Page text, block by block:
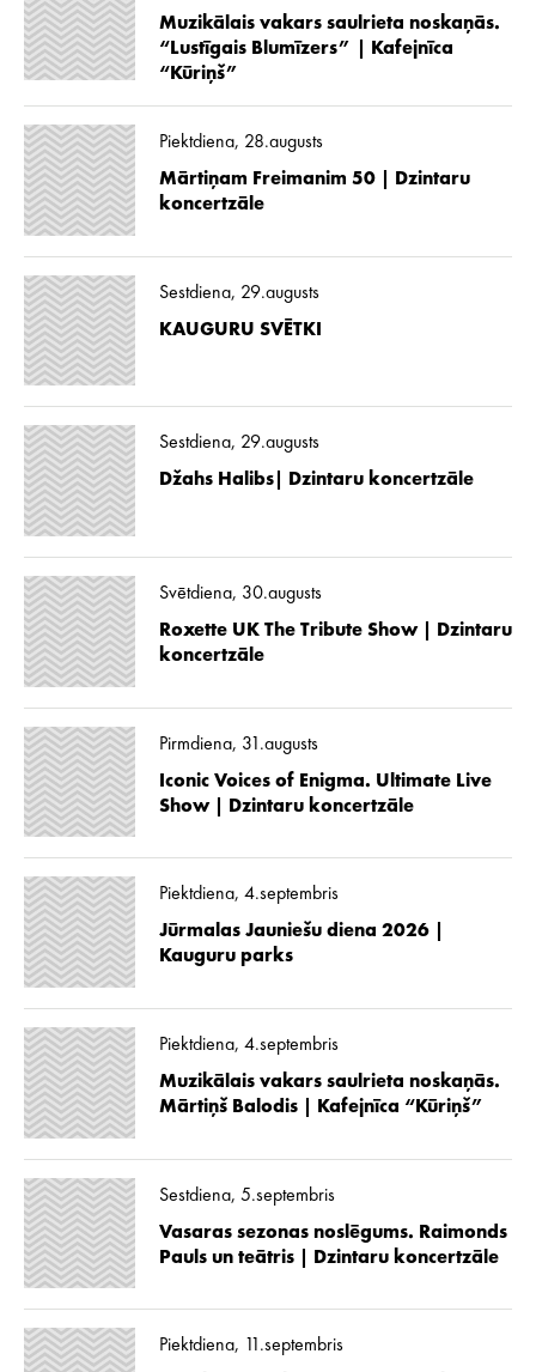
Muzikālais vakars saulrieta noskaņās.
“Lustīgais Blumīzers” | Kafejnīca
“Kūriņš”
Piektdiena, 28.augusts
Mārtiņam Freimanim 50 | Dzintaru
koncertzāle
Sestdiena, 29.augusts
KAUGURU SVĒTKI
Sestdiena, 29.augusts
Džahs Halibs| Dzintaru koncertzāle
Svētdiena, 30.augusts
Roxette UK The Tribute Show | Dzintaru
koncertzāle
Pirmdiena, 31.augusts
Iconic Voices of Enigma. Ultimate Live
Show | Dzintaru koncertzāle
Piektdiena, 4.septembris
Jūrmalas Jauniešu diena 2026 |
Kauguru parks
Piektdiena, 4.septembris
Muzikālais vakars saulrieta noskaņās.
Mārtiņš Balodis | Kafejnīca “Kūriņš”
Sestdiena, 5.septembris
Vasaras sezonas noslēgums. Raimonds
Pauls un teātris | Dzintaru koncertzāle
Piektdiena, 11.septembris